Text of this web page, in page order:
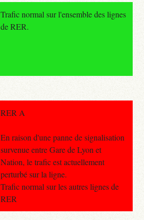
Trafic normal sur l'ensemble des lignes
de RER.
RER A
En raison d'une panne de signalisation
survenue entre Gare de Lyon et
Nation, le trafic est actuellement
perturbé sur la ligne.
Trafic normal sur les autres lignes de
RER